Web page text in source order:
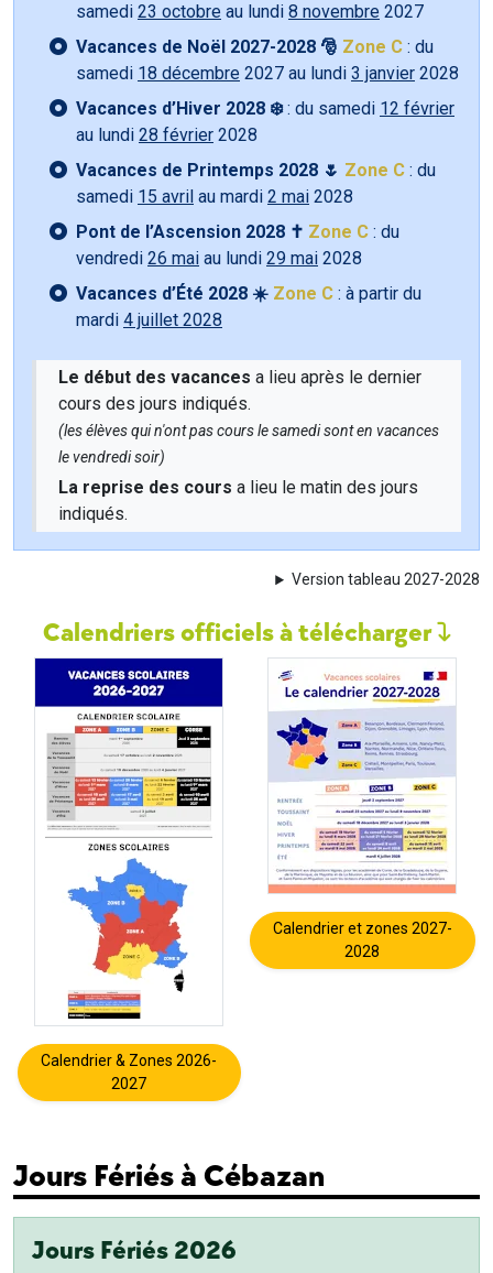
samedi 23 octobre au lundi 8 novembre 2027
Vacances de Noël 2027-2028 🎅 Zone C : du
samedi 18 décembre 2027 au lundi 3 janvier 2028
Vacances d’Hiver 2028 ❄️: du samedi 12 février
au lundi 28 février 2028
Vacances de Printemps 2028 🌷 Zone C : du
samedi 15 avril au mardi 2 mai 2028
Pont de l’Ascension 2028 ✝️ Zone C : du
vendredi 26 mai au lundi 29 mai 2028
Vacances d’Été 2028 ☀️ Zone C : à partir du
mardi 4 juillet 2028
Le début des vacances a lieu après le dernier
cours des jours indiqués.
(les élèves qui n'ont pas cours le samedi sont en vacances
le vendredi soir)
La reprise des cours a lieu le matin des jours
indiqués.
Version tableau 2027-2028
Calendriers officiels à télécharger
Calendrier & Zones 2026-
2027
Calendrier et zones 2027-
2028
Jours Fériés à Cébazan
Jours Fériés 2026